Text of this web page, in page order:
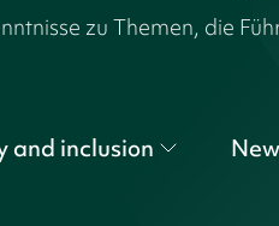
zu Themen, die
and inclusion